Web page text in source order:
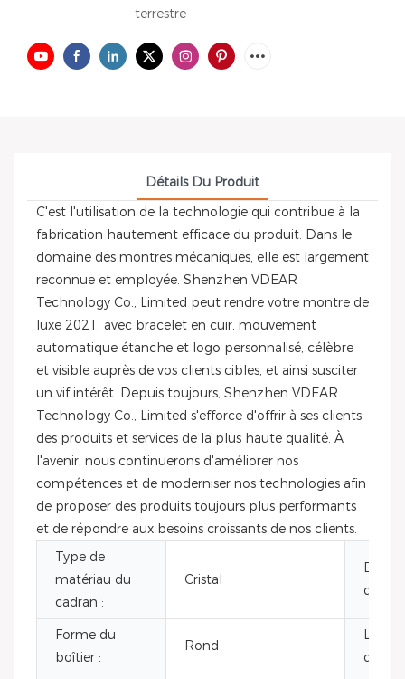
terrestre
Détails Du Produit
C'est l'utilisation de la technologie qui contribue à la
fabrication hautement efficace du produit. Dans le
domaine des montres mécaniques, elle est largement
reconnue et employée. Shenzhen VDEAR
Technology Co., Limited peut rendre votre montre de
luxe 2021, avec bracelet en cuir, mouvement
automatique étanche et logo personnalisé, célèbre
et visible auprès de vos clients cibles, et ainsi susciter
un vif intérêt. Depuis toujours, Shenzhen VDEAR
Technology Co., Limited s'efforce d'offrir à ses clients
des produits et services de la plus haute qualité. À
l'avenir, nous continuerons d'améliorer nos
compétences et de moderniser nos technologies afin
de proposer des produits toujours plus performants
et de répondre aux besoins croissants de nos clients.
Type de
matériau du
cadran :
Cristal
du
Forme du
boîtier :
Rond
du